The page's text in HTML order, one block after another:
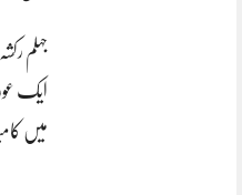
جہلم
ایک
میں